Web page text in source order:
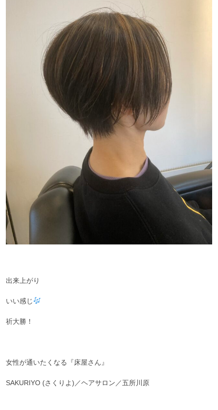
出来上がり
いい感じ
祈大勝！
女性が通いたくなる『床屋さん』
SAKURIYO (さくりよ)／ヘアサロン／五所川原